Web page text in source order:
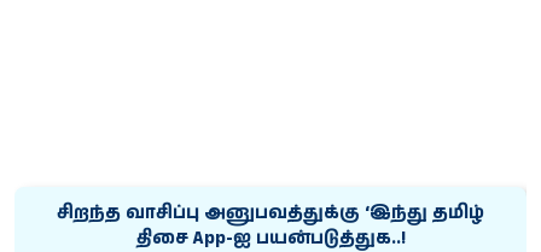
சிறந்த வாசிப்பு அனுபவத்துக்கு ‘இந்து தமிழ்
திசை App-ஐ பயன்படுத்துக..!